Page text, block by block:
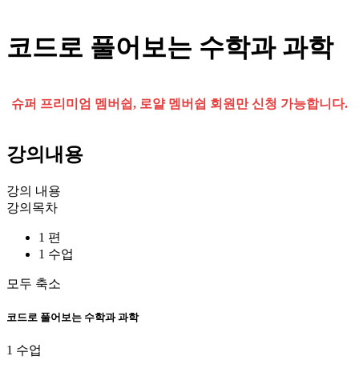
코드로 풀어보는 수학과 과학
슈퍼 프리미엄 멤버쉽, 로얄 멤버쉽 회원만 신청 가능합니다.
강의내용
강의 내용
강의목차
1 편
1 수업
모두 축소
코드로 풀어보는 수학과 과학
1 수업